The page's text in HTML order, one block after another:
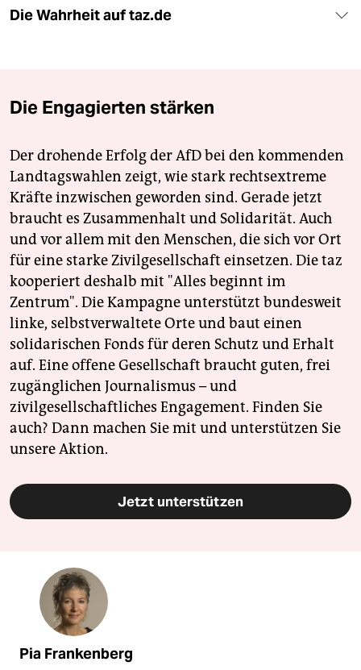
Die Wahrheit auf taz.de
Die Engagierten stärken
Der drohende Erfolg der AfD bei den kommenden
Landtagswahlen zeigt, wie stark rechtsextreme
Kräfte inzwischen geworden sind. Gerade jetzt
braucht es Zusammenhalt und Solidarität. Auch
und vor allem mit den Menschen, die sich vor Ort
für eine starke Zivilgesellschaft einsetzen. Die taz
kooperiert deshalb mit "Alles beginnt im
Zentrum". Die Kampagne unterstützt bundesweit
linke, selbstverwaltete Orte und baut einen
solidarischen Fonds für deren Schutz und Erhalt
auf. Eine offene Gesellschaft braucht guten, frei
zugänglichen Journalismus – und
zivilgesellschaftliches Engagement. Finden Sie
auch? Dann machen Sie mit und unterstützen Sie
unsere Aktion.
Jetzt unterstützen
Pia Frankenberg